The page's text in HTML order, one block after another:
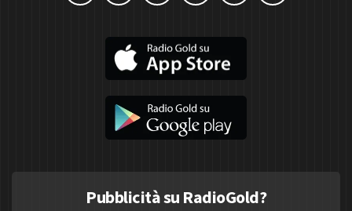
Pubblicità su RadioGold?